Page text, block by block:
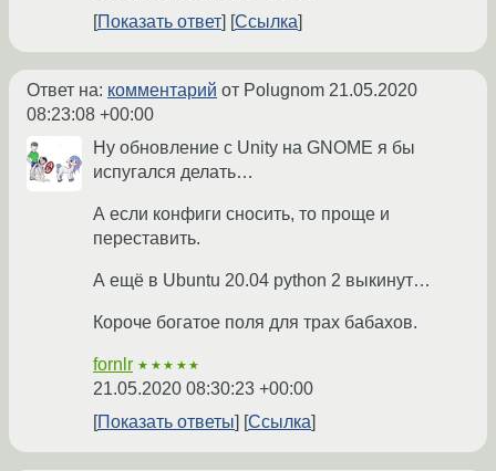
Показать ответ
Ссылка
Ответ на: комментарий от Polugnom 21.05.2020
08:23:08 +00:00
Ну обновление с Unity на GNOME я бы
испугался делать…
А если конфиги сносить, то проще и
переставить.
А ещё в Ubuntu 20.04 python 2 выкинут…
Короче богатое поля для трах бабахов.
fornlr ★★★★★
21.05.2020 08:30:23 +00:00
Показать ответы
Ссылка